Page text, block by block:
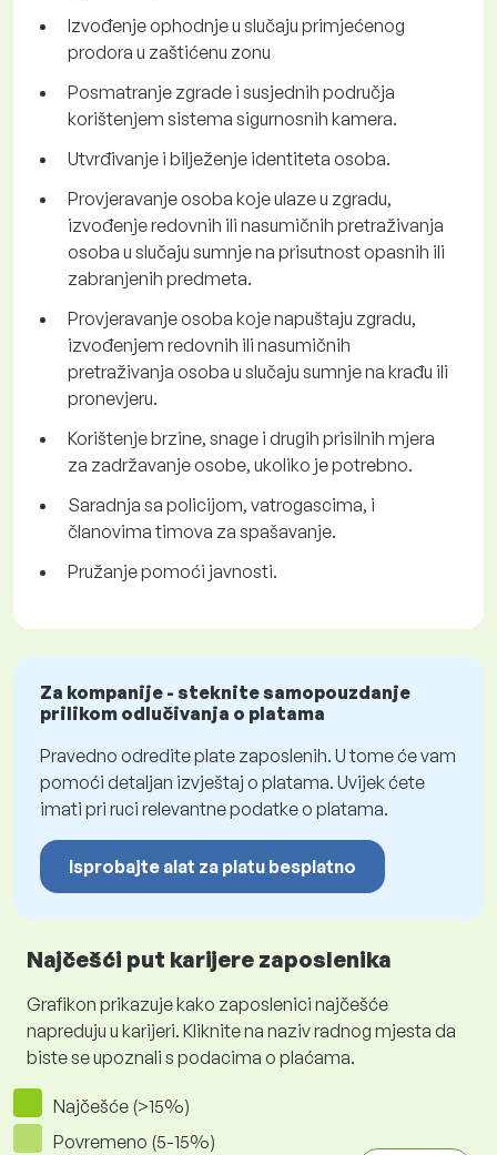
Izvođenje ophodnje u slučaju primjećenog
prodora u zaštićenu zonu
Posmatranje zgrade i susjednih područja
korištenjem sistema sigurnosnih kamera.
Utvrđivanje i bilježenje identiteta osoba.
Provjeravanje osoba koje ulaze u zgradu,
izvođenje redovnih ili nasumičnih pretraživanja
osoba u slučaju sumnje na prisutnost opasnih ili
zabranjenih predmeta.
Provjeravanje osoba koje napuštaju zgradu,
izvođenjem redovnih ili nasumičnih
pretraživanja osoba u slučaju sumnje na krađu ili
pronevjeru.
Korištenje brzine, snage i drugih prisilnih mjera
za zadržavanje osobe, ukoliko je potrebno.
Saradnja sa policijom, vatrogascima, i
članovima timova za spašavanje.
Pružanje pomoći javnosti.
Za kompanije - steknite samopouzdanje
prilikom odlučivanja o platama
Pravedno odredite plate zaposlenih. U tome će vam
pomoći detaljan izvještaj o platama. Uvijek ćete
imati pri ruci relevantne podatke o platama.
Isprobajte alat za platu besplatno
Najčešći put karijere zaposlenika
Grafikon prikazuje kako zaposlenici najčešće
napreduju u karijeri. Kliknite na naziv radnog mjesta da
biste se upoznali s podacima o plaćama.
Najčešće (>15%)
Povremeno (5-15%)